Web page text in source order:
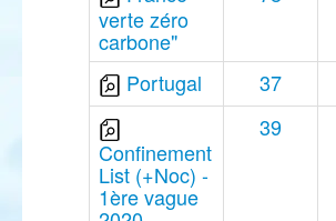
verte zéro
carbone"
Portugal 37
Confinement
List (+Noc) -
1ère vague
39